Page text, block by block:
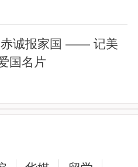
赤诚报家国 —— 记美
国名片